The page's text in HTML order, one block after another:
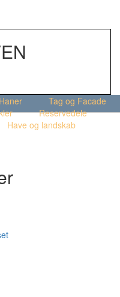
Tag og Facade
Reservedele
Have og landskab